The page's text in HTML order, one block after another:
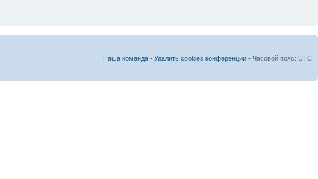
Наша команда • Удалить cookies конференции • Часовой пояс: UTC